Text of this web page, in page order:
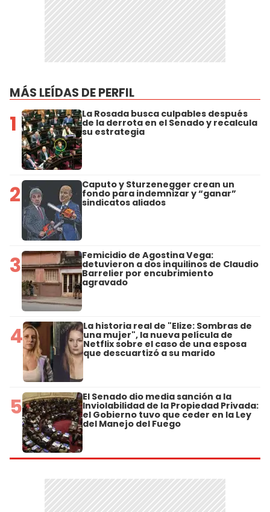
MÁS LEÍDAS DE PERFIL
1 La Rosada busca culpables después
de la derrota en el Senado y recalcula
su estrategia
2 Caputo y Sturzenegger crean un
fondo para indemnizar y “ganar”
sindicatos aliados
3 Femicidio de Agostina Vega:
detuvieron a dos inquilinos de Claudio
Barrelier por encubrimiento
agravado
4 La historia real de "Elize: Sombras de
una mujer", la nueva película de
Netflix sobre el caso de una esposa
que descuartizó a su marido
5 El Senado dio media sanción a la
Inviolabilidad de la Propiedad Privada:
el Gobierno tuvo que ceder en la Ley
del Manejo del Fuego